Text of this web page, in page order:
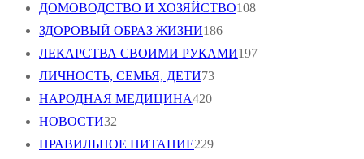
ДОМОВОДСТВО И ХОЗЯЙСТВО108
ЗДОРОВЫЙ ОБРАЗ ЖИЗНИ186
ЛЕКАРСТВА СВОИМИ РУКАМИ197
ЛИЧНОСТЬ, СЕМЬЯ, ДЕТИ73
НАРОДНАЯ МЕДИЦИНА420
НОВОСТИ32
ПРАВИЛЬНОЕ ПИТАНИЕ229